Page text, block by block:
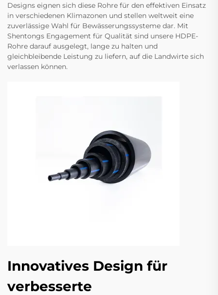
Designs eignen sich diese Rohre für den effektiven Einsatz
in verschiedenen Klimazonen und stellen weltweit eine
zuverlässige Wahl für Bewässerungssysteme dar. Mit
Shentongs Engagement für Qualität sind unsere HDPE-
Rohre darauf ausgelegt, lange zu halten und
gleichbleibende Leistung zu liefern, auf die Landwirte sich
verlassen können.
Innovatives Design für
verbesserte